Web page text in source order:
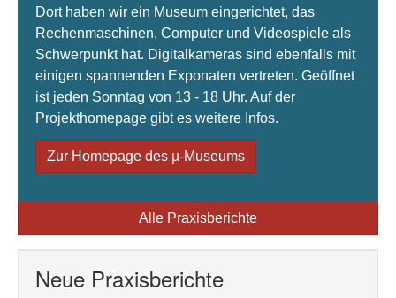
Dort haben wir ein Museum eingerichtet, das
Rechenmaschinen, Computer und Videospiele als
Schwerpunkt hat. Digitalkameras sind ebenfalls mit
einigen spannenden Exponaten vertreten. Geöffnet
ist jeden Sonntag von 13 - 18 Uhr. Auf der
Projekthomepage gibt es weitere Infos.
Zur Homepage des µ-Museums
Alle Praxisberichte
Neue Praxisberichte